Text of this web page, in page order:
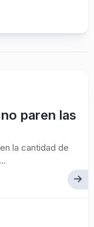
paren las
la cantidad de